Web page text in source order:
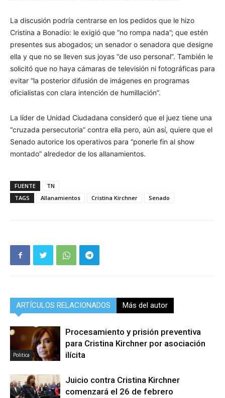
La discusión podría centrarse en los pedidos que le hizo
Cristina a Bonadio: le exigió que “no rompa nada”; que estén
presentes sus abogados; un senador o senadora que designe
ella y que no se lleven sus joyas “de uso personal”. También le
solicitó que no haya cámaras de televisión ni fotográficas para
evitar “la posterior difusión de imágenes en programas
oficialistas con clara intención de humillación”.
La líder de Unidad Ciudadana consideró que el juez tiene una
“cruzada persecutoria” contra ella pero, aún así, quiere que el
Senado autorice los operativos para “ponerle fin al show
montado” alrededor de los allanamientos.
FUENTE
TN
TAGS
Allanamientos Cristina Kirchner Senado
ARTÍCULOS RELACIONADOS Más del autor
Politica
Procesamiento y prisión preventiva
para Cristina Kirchner por asociación
ilícita
Juicio contra Cristina Kirchner
comenzará el 26 de febrero